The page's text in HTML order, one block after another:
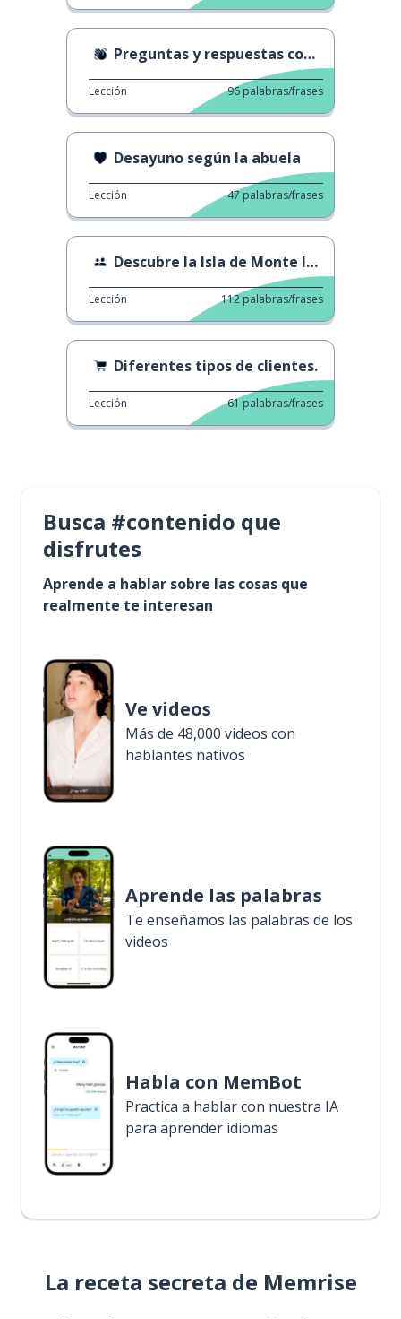
Preguntas y respuestas con Luis Sal
Lección 96 palabras/frases
Desayuno según la abuela
Lección 47 palabras/frases
Descubre la Isla de Monte Isola.
Lección 112 palabras/frases
Diferentes tipos de clientes.
Lección 61 palabras/frases
Busca #contenido que
disfrutes
Aprende a hablar sobre las cosas que
realmente te interesan
Ve videos
Más de 48,000 videos con
hablantes nativos
Aprende las palabras
Te enseñamos las palabras de los
videos
Habla con MemBot
Practica a hablar con nuestra IA
para aprender idiomas
La receta secreta de Memrise